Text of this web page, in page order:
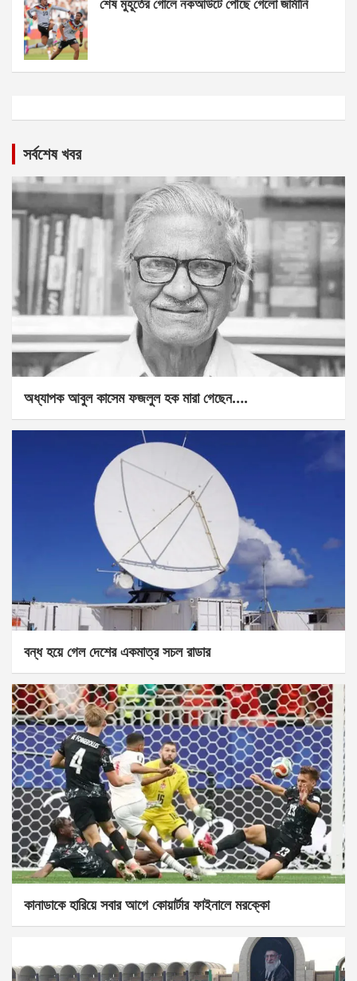
সর্বশেষ খবর
অধ্যাপক আবুল কাসেম ফজলুল হক মারা গেছেন….
বন্ধ হয়ে গেল দেশের একমাত্র সচল রাডার
কানাডাকে হারিয়ে সবার আগে কোয়ার্টার ফাইনালে মরক্কো